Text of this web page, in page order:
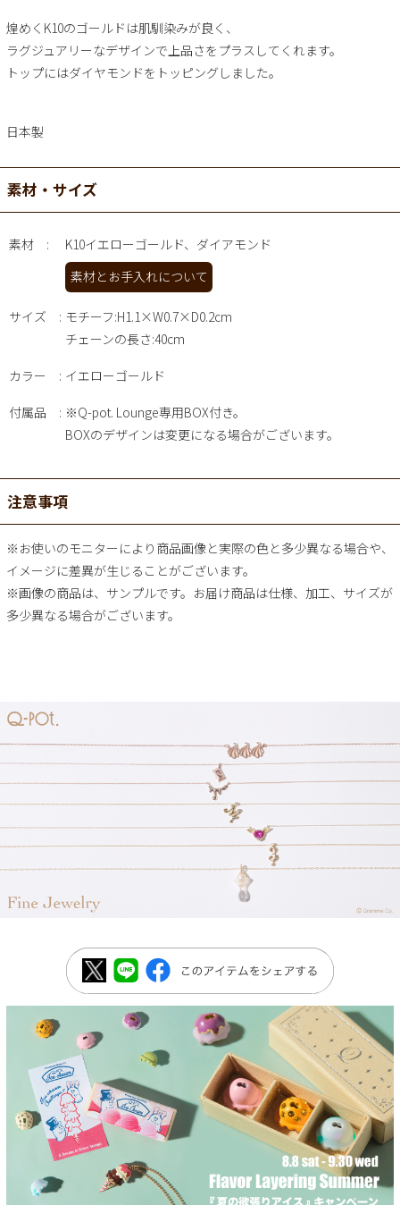
煌めくK10のゴールドは肌馴染みが良く、
ラグジュアリーなデザインで上品さをプラスしてくれます。
トップにはダイヤモンドをトッピングしました。
日本製
素材・サイズ
素材
K10イエローゴールド、ダイアモンド
素材とお手入れについて
サイズ
モチーフ:H1.1×W0.7×D0.2cm
チェーンの長さ:40cm
カラー イエローゴールド
付属品
※Q-pot. Lounge専用BOX付き。
BOXのデザインは変更になる場合がございます。
注意事項
※お使いのモニターにより商品画像と実際の色と多少異なる場合や、
イメージに差異が生じることがございます。
※画像の商品は、サンプルです。お届け商品は仕様、加工、サイズが
多少異なる場合がございます。